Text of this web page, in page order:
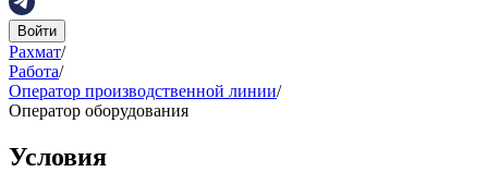
Войти
Рахмат/
Работа/
Оператор производственной линии/
Оператор оборудования
Условия